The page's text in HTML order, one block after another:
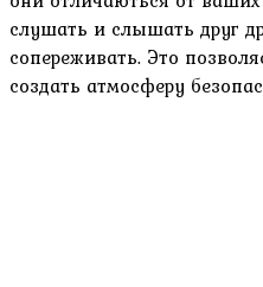
слушать и слышать друг
сопереживать. Это
создать атмосферу